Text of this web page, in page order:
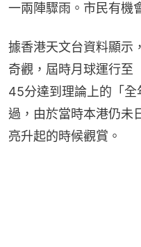
一兩陣驟雨。市民有機
據香港天文台資料顯示
奇觀，屆時月球運行至
45分達到理論上的「
過，由於當時本港仍未
亮升起的時候觀賞。